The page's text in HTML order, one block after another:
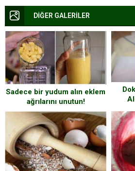
DİĞER GALERİLER
Sadece bir yudum alın eklem
ağrılarını unutun!